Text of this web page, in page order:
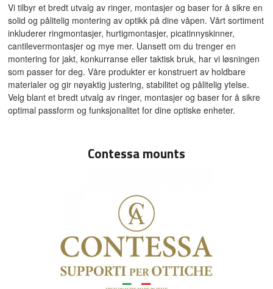
Vi tilbyr et bredt utvalg av ringer, montasjer og baser for å sikre en
solid og pålitelig montering av optikk på dine våpen. Vårt sortiment
inkluderer ringmontasjer, hurtigmontasjer, picatinnyskinner,
cantilevermontasjer og mye mer. Uansett om du trenger en
montering for jakt, konkurranse eller taktisk bruk, har vi løsningen
som passer for deg. Våre produkter er konstruert av holdbare
materialer og gir nøyaktig justering, stabilitet og pålitelig ytelse.
Velg blant et bredt utvalg av ringer, montasjer og baser for å sikre
optimal passform og funksjonalitet for dine optiske enheter.
Contessa mounts